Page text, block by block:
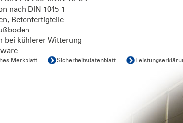
nach DIN 1045-1
Betonfertigteile
bei kühlerer Witterung
Merkblatt Sicherheitsdatenblatt